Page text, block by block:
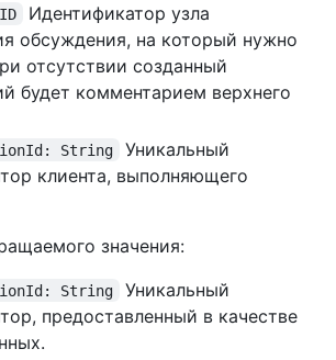
Идентификатор узла
обсуждения, на который нужно
отсутствии созданный
будет комментарием верхнего
String
Уникальный
клиента, выполняющего
значения:
String
Уникальный
предоставленный в качестве